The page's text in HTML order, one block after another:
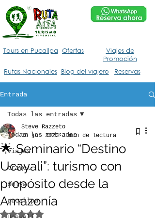
Tours en Pucallpa
Rutas Nacionales
Ofertas
Viajes de
Promoción
Blog del viajero
Reservas
Entrada
Todas las entradas
viajes
travel
selva
pucallpa
Todas las entradas
🌟 Seminario “Destino
Ucayali”: turismo con
propósito desde la
Amazonía
Steve Razzeto
18 jun 2025 3 min de lectura
Obtuvo NaN de 5 estrellas.